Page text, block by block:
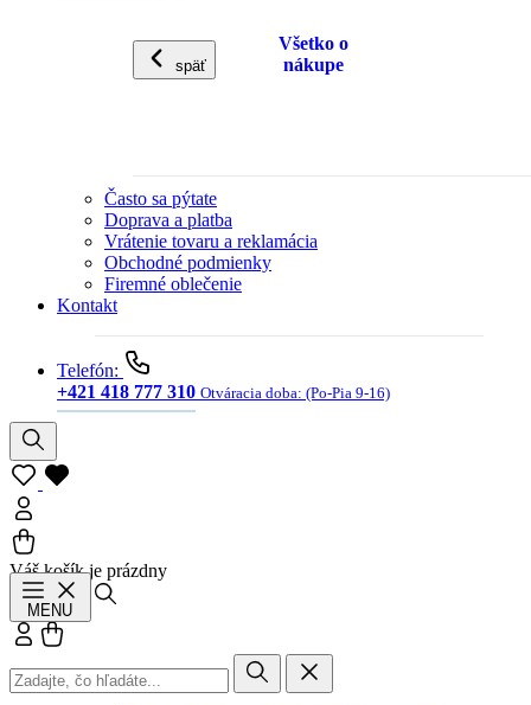
späť
Všetko o
nákupe
Často sa pýtate
Doprava a platba
Vrátenie tovaru a reklamácia
Obchodné podmienky
Firemné oblečenie
Kontakt
Telefón:
+421 418 777 310 Otváracia doba: (Po-Pia 9-16)
Váš košík je prázdny
MENU
Prihlásiť sa